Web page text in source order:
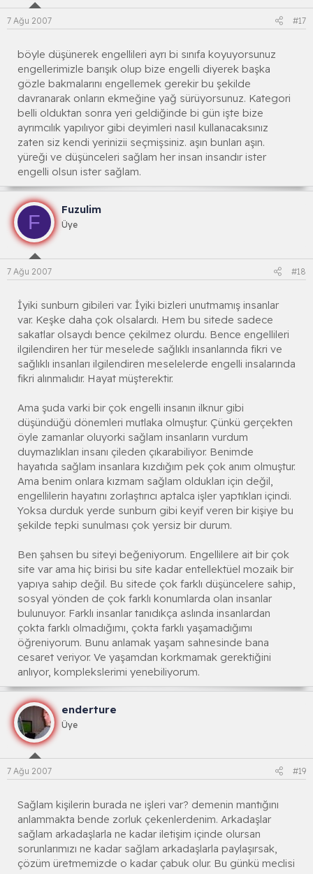
7 Ağu 2007 #17
böyle düşünerek engellileri ayrı bi sınıfa koyuyorsunuz
engellerimizle barışık olup bize engelli diyerek başka
gözle bakmalarını engellemek gerekir bu şekilde
davranarak onların ekmeğine yağ sürüyorsunuz. Kategori
belli olduktan sonra yeri geldiğinde bi gün işte bize
ayrımcılık yapılıyor gibi deyimleri nasıl kullanacaksınız
zaten siz kendi yerinizii seçmişsiniz. aşın bunları aşın.
yüreği ve düşünceleri sağlam her insan insandır ister
engelli olsun ister sağlam.
F
Fuzulim
Üye
7 Ağu 2007 #18
İyiki sunburn gibileri var. İyiki bizleri unutmamış insanlar
var. Keşke daha çok olsalardı. Hem bu sitede sadece
sakatlar olsaydı bence çekilmez olurdu. Bence engellileri
ilgilendiren her tür meselede sağlıklı insanlarında fikri ve
sağlıklı insanları ilgilendiren meselelerde engelli insalarında
fikri alınmalıdır. Hayat müşterektir.
Ama şuda varki bir çok engelli insanın ilknur gibi
düşündüğü dönemleri mutlaka olmuştur. Çünkü gerçekten
öyle zamanlar oluyorki sağlam insanların vurdum
duymazlıkları insanı çileden çıkarabiliyor. Benimde
hayatıda sağlam insanlara kızdığım pek çok anım olmuştur.
Ama benim onlara kızmam sağlam oldukları için değil,
engellilerin hayatını zorlaştırıcı aptalca işler yaptıkları içindi.
Yoksa durduk yerde sunburn gibi keyif veren bir kişiye bu
şekilde tepki sunulması çok yersiz bir durum.
Ben şahsen bu siteyi beğeniyorum. Engellilere ait bir çok
site var ama hiç birisi bu site kadar entellektüel mozaik bir
yapıya sahip değil. Bu sitede çok farklı düşüncelere sahip,
sosyal yönden de çok farklı konumlarda olan insanlar
bulunuyor. Farklı insanlar tanıdıkça aslında insanlardan
çokta farklı olmadığımı, çokta farklı yaşamadığımı
öğreniyorum. Bunu anlamak yaşam sahnesinde bana
cesaret veriyor. Ve yaşamdan korkmamak gerektiğini
anlıyor, komplekslerimi yenebiliyorum.
enderture
Üye
7 Ağu 2007 #19
Sağlam kişilerin burada ne işleri var? demenin mantığını
anlammakta bende zorluk çekenlerdenim. Arkadaşlar
sağlam arkadaşlarla ne kadar iletişim içinde olursan
sorunlarımızı ne kadar sağlam arkadaşlarla paylaşırsak,
çözüm üretmemizde o kadar çabuk olur. Bu günkü meclisi